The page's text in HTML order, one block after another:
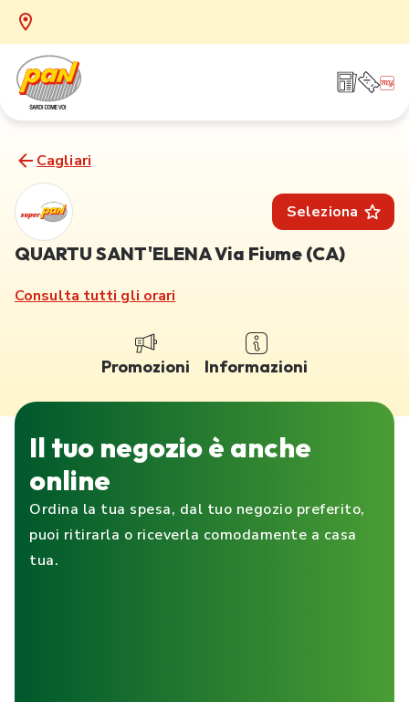
Cagliari
Seleziona
QUARTU SANT'ELENA Via Fiume (CA)
Consulta tutti gli orari
Promozioni Informazioni
Il tuo negozio è anche
online
Ordina la tua spesa, dal tuo negozio preferito,
puoi ritirarla o riceverla comodamente a casa
tua.